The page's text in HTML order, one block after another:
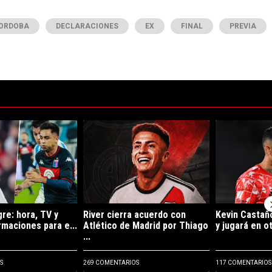
DECLARACIONES EX FINAL PREVIA
tendencia con el título "River vs. Tigre: hora, TV y posibles
hora, TV y
para e...
Un artículo de tendencia con el título "River
River cierra acuerdo con
Atlético de Madrid por Thiago
...
269 COMENTARIOS
Un artículo
Kevin
y jugará en
117 COMENTARIOS